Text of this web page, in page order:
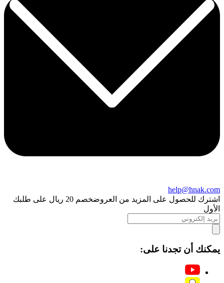
help@hnak.com
اشترك للحصول على المزيد من العروض
خصم 20 ريال على طلبك
الأول
يمكنك أن تجدنا على: